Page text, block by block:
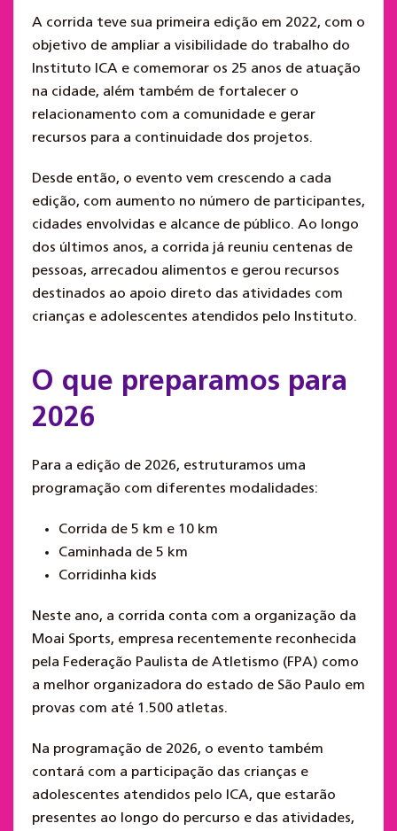
A corrida teve sua primeira edição em 2022, com o
objetivo de ampliar a visibilidade do trabalho do
Instituto ICA e comemorar os 25 anos de atuação
na cidade, além também de fortalecer o
relacionamento com a comunidade e gerar
recursos para a continuidade dos projetos.
Desde então, o evento vem crescendo a cada
edição, com aumento no número de participantes,
cidades envolvidas e alcance de público. Ao longo
dos últimos anos, a corrida já reuniu centenas de
pessoas, arrecadou alimentos e gerou recursos
destinados ao apoio direto das atividades com
crianças e adolescentes atendidos pelo Instituto.
O que preparamos para
2026
Para a edição de 2026, estruturamos uma
programação com diferentes modalidades:
Corrida de 5 km e 10 km
Caminhada de 5 km
Corridinha kids
Neste ano, a corrida conta com a organização da
Moai Sports, empresa recentemente reconhecida
pela Federação Paulista de Atletismo (FPA) como
a melhor organizadora do estado de São Paulo em
provas com até 1.500 atletas.
Na programação de 2026, o evento também
contará com a participação das crianças e
adolescentes atendidos pelo ICA, que estarão
presentes ao longo do percurso e das atividades,